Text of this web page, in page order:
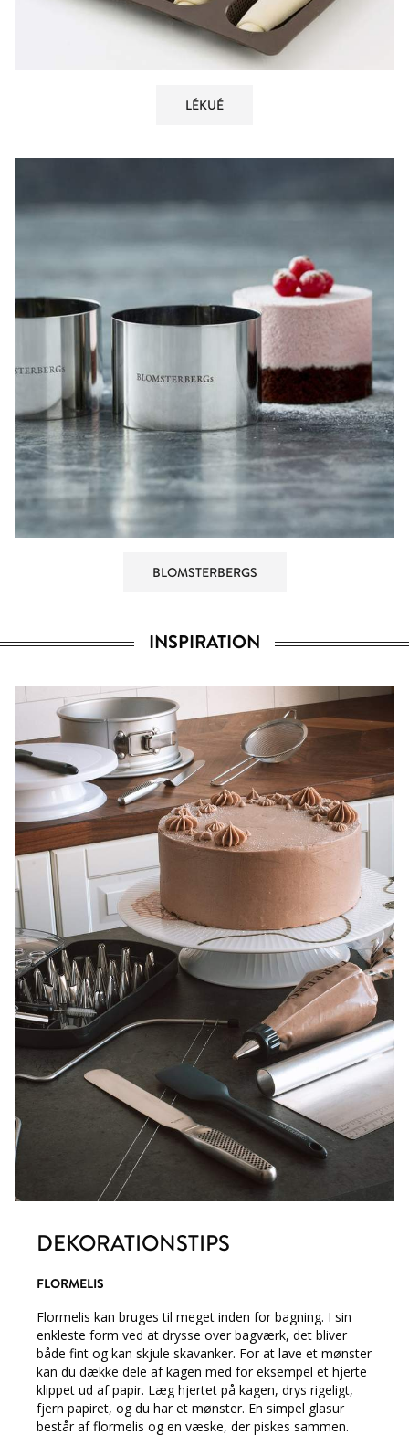
LÉKUÉ
BLOMSTERBERGS
INSPIRATION
DEKORATIONSTIPS
FLORMELIS
Flormelis kan bruges til meget inden for bagning. I sin
enkleste form ved at drysse over bagværk, det bliver
både fint og kan skjule skavanker. For at lave et mønster
kan du dække dele af kagen med for eksempel et hjerte
klippet ud af papir. Læg hjertet på kagen, drys rigeligt,
fjern papiret, og du har et mønster. En simpel glasur
består af flormelis og en væske, der piskes sammen.